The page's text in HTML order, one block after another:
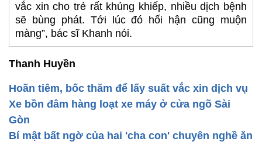
vắc xin cho trẻ rất khủng khiếp, nhiều dịch bệnh
sẽ bùng phát. Tới lúc đó hối hận cũng muộn
màng”, bác sĩ Khanh nói.
Thanh Huyền
Hoãn tiêm, bốc thăm để lấy suất vắc xin dịch vụ
Xe bồn đâm hàng loạt xe máy ở cửa ngõ Sài
Gòn
Bí mật bất ngờ của hai 'cha con' chuyên nghề ăn